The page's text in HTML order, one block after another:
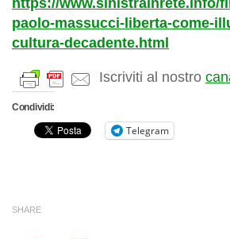
paolo-massucci-liberta-come-
cultura-decadente.html
Iscriviti al nostro
Condividi:
Telegram
SHARE